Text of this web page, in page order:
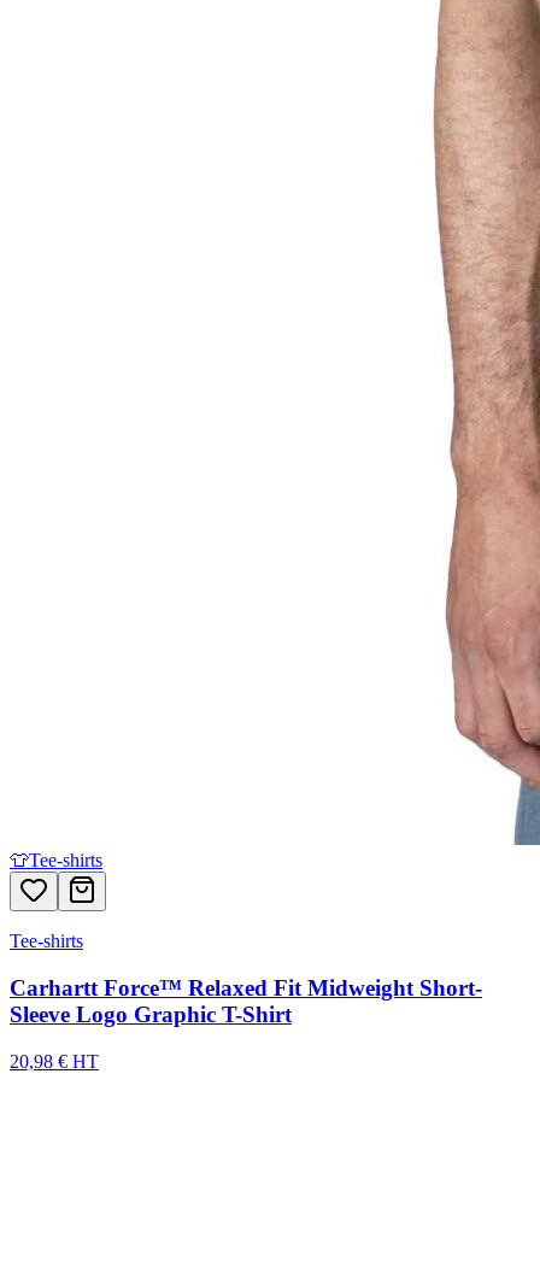
👕Tee-shirts
Tee-shirts
Carhartt Force™ Relaxed Fit Midweight Short-
Sleeve Logo Graphic T-Shirt
20,98 € HT